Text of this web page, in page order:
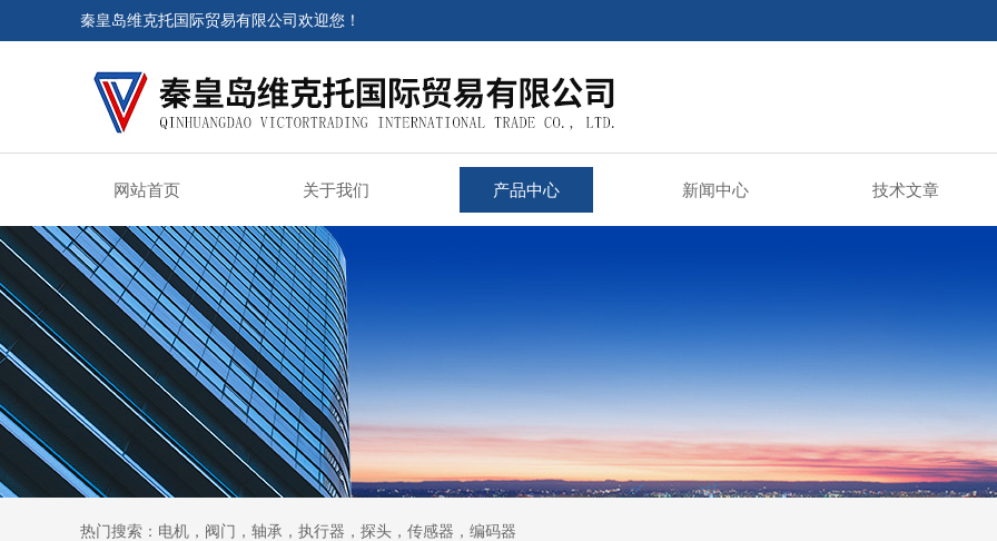
秦皇岛维克托国际贸易有限公司欢迎您！
网站首页 关于我们 产品中心 新闻中心 技术文章
热门搜索：电机，阀门，轴承，执行器，探头，传感器，编码器